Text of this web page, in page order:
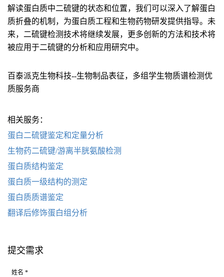
解读蛋白质中二硫键的状态和位置，我们可以深入了解蛋白
质折叠的机制，为蛋白质工程和生物药物研发提供指导。未
来，二硫键检测技术将继续发展，更多创新的方法和技术将
被应用于二硫键的分析和应用研究中。
百泰派克生物科技--生物制品表征，多组学生物质谱检测优
质服务商
相关服务：
蛋白二硫键鉴定和定量分析
生物药二硫键/游离半胱氨酸检测
蛋白质结构鉴定
蛋白质一级结构的测定
蛋白质质谱鉴定
翻译后修饰蛋白组分析
提交需求
姓名 *